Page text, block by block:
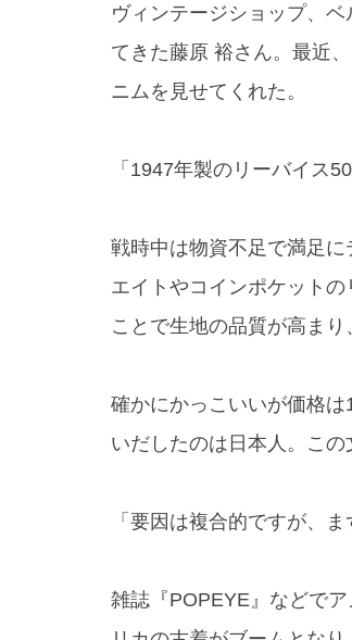
ヴィンテージショップ、
てきた藤原 裕さん。最近
ニムを見せてくれた。
「1947年製のリーバイス
戦時中は物資不足で満足
エイトやコインポケット
ことで生地の品質が高まり
確かにかっこいいが価格
いだしたのは日本人。この
「要因は複合的ですが、
雑誌『POPEYE』などで